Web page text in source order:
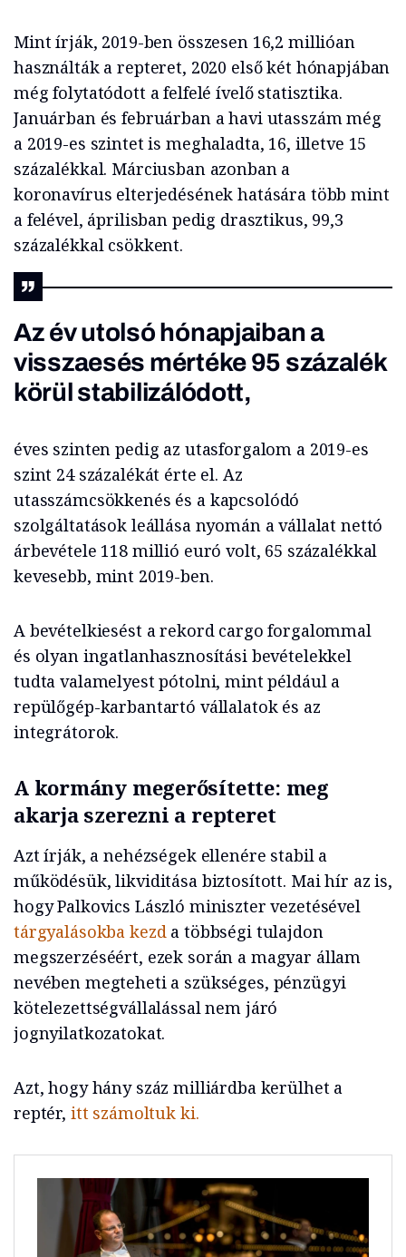
Mint írják, 2019-ben összesen 16,2 millióan
használták a repteret, 2020 első két hónapjában
még folytatódott a felfelé ívelő statisztika.
Januárban és februárban a havi utasszám még
a 2019-es szintet is meghaladta, 16, illetve 15
százalékkal. Márciusban azonban a
koronavírus elterjedésének hatására több mint
a felével, áprilisban pedig drasztikus, 99,3
százalékkal csökkent.
Az év utolsó hónapjaiban a
visszaesés mértéke 95 százalék
körül stabilizálódott,
éves szinten pedig az utasforgalom a 2019-es
szint 24 százalékát érte el. Az
utasszámcsökkenés és a kapcsolódó
szolgáltatások leállása nyomán a vállalat nettó
árbevétele 118 millió euró volt, 65 százalékkal
kevesebb, mint 2019-ben.
A bevételkiesést a rekord cargo forgalommal
és olyan ingatlanhasznosítási bevételekkel
tudta valamelyest pótolni, mint például a
repülőgép-karbantartó vállalatok és az
integrátorok.
A kormány megerősítette: meg
akarja szerezni a repteret
Azt írják, a nehézségek ellenére stabil a
működésük, likviditása biztosított. Mai hír az is,
hogy Palkovics László miniszter vezetésével
tárgyalásokba kezda többségi tulajdon
megszerzéséért, ezek során a magyar állam
nevében megteheti a szükséges, pénzügyi
kötelezettségvállalással nem járó
jognyilatkozatokat.
Azt, hogy hány száz milliárdba kerülhet a
reptér, itt számoltuk ki.